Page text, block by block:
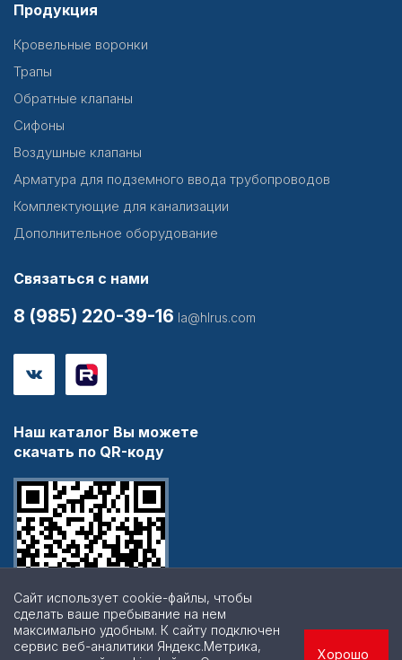
Продукция
Кровельные воронки
Трапы
Обратные клапаны
Сифоны
Воздушные клапаны
Арматура для подземного ввода трубопроводов
Комплектующие для канализации
Дополнительное оборудование
Связаться с нами
8 (985) 220-39-16 la@hlrus.com
Наш каталог Вы можете
скачать по QR-коду
Сайт использует cookie-файлы, чтобы
сделать ваше пребывание на нем
максимально удобным. К cайту подключен
сервис веб-аналитики Яндекс.Метрика,
Хорошо